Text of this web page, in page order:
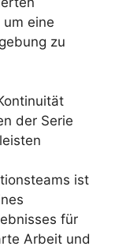
eine
zu
der Serie
ist
für
Arbeit und